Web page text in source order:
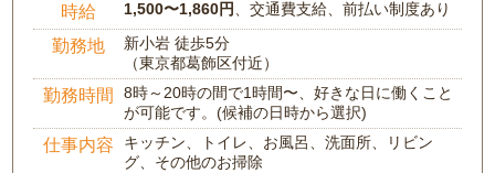
時給 1,500〜1,860円、交通費支給、前払い制度あり
勤務地
新小岩 徒歩5分
（東京都葛飾区付近）
勤務時間
8時～20時の間で1時間〜、好きな日に働くこと
が可能です。(候補の日時から選択)
仕事内容
キッチン、トイレ、お風呂、洗面所、リビン
グ、その他のお掃除